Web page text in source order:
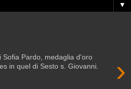
▼
›
Sofia Pardo, medaglia d'oro
in quel di Sesto s. Giovanni.